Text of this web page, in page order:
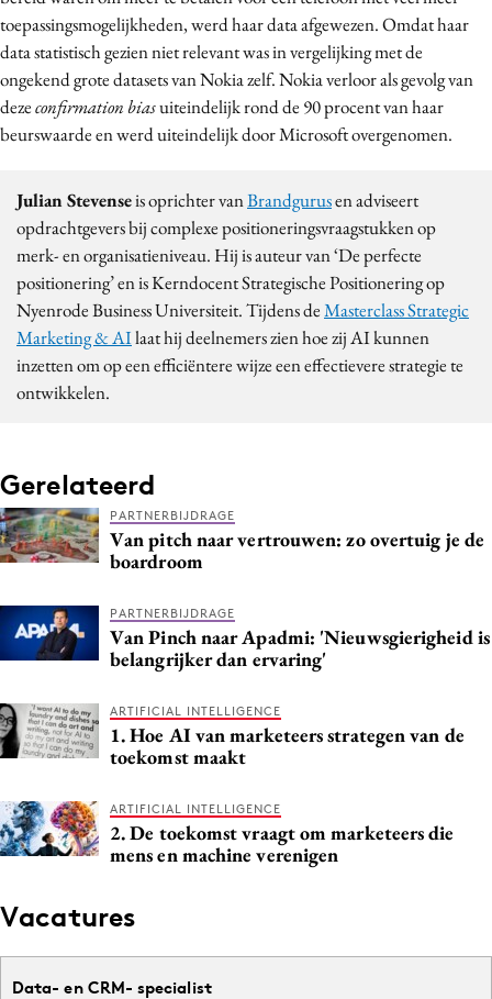
toepassingsmogelijkheden, werd haar data afgewezen. Omdat haar
data statistisch gezien niet relevant was in vergelijking met de
ongekend grote datasets van Nokia zelf. Nokia verloor als gevolg van
dezeconfirmation biasuiteindelijk rond de 90 procent van haar
beurswaarde en werd uiteindelijk door Microsoft overgenomen.
Julian Stevenseis oprichter vanBrandgurusen adviseert
opdrachtgevers bij complexe positioneringsvraagstukken op
merk- en organisatieniveau. Hij is auteur van ‘De perfecte
positionering’ en is Kerndocent Strategische Positionering op
Nyenrode Business Universiteit. Tijdens deMasterclass Strategic
Marketing & AIlaat hij deelnemers zien hoe zij AI kunnen
inzetten om op een efficiëntere wijze een effectievere strategie te
ontwikkelen.
Gerelateerd
PARTNERBIJDRAGE
Van pitch naar vertrouwen: zo overtuig je de
boardroom
PARTNERBIJDRAGE
Van Pinch naar Apadmi: 'Nieuwsgierigheid is
belangrijker dan ervaring'
ARTIFICIAL INTELLIGENCE
1. Hoe AI van marketeers strategen van de
toekomst maakt
ARTIFICIAL INTELLIGENCE
2. De toekomst vraagt om marketeers die
mens en machine verenigen
Vacatures
Data- en CRM- specialist